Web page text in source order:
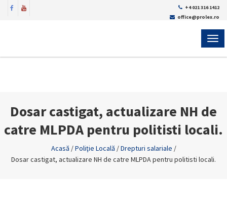
+4 021 316 1412
office@prolex.ro
Dosar castigat, actualizare NH de
catre MLPDA pentru politisti locali.
Acasă /Poliţie Locală /Drepturi salariale /
Dosar castigat, actualizare NH de catre MLPDA pentru politisti locali.